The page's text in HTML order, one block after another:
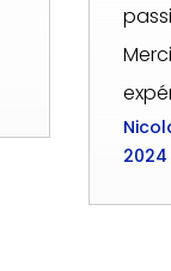
2024